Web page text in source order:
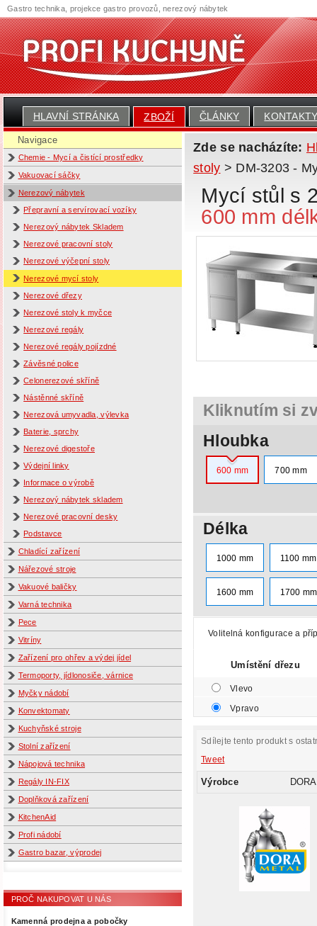
HLAVNÍ STRÁNKA ZBOŽÍ ČLÁNKY
Navigace
Chemie - Mycí a čistící prostředky
Vakuovací sáčky
Nerezový nábytek
Přepravní a servírovací vozíky
Nerezový nábytek Skladem
Nerezové pracovní stoly
Nerezové výčepní stoly
Nerezové mycí stoly
Nerezové dřezy
Nerezové stoly k myčce
Nerezové regály
Nerezové regály pojízdné
Závěsné police
Celonerezové skříně
Nástěnné skříně
Nerezová umyvadla, výlevka
Baterie, sprchy
Nerezové digestoře
Výdejní linky
Informace o výrobě
Nerezový nábytek skladem
Nerezové pracovní desky
Podstavce
Chladící zařízení
Nářezové stroje
Vakuové baličky
Varná technika
Pece
Vitríny
Zařízení pro ohřev a výdej jídel
Termoporty, jídlonosiče, várnice
Myčky nádobí
Konvektomaty
Kuchyňské stroje
Stolní zařízení
Nápojová technika
Regály IN-FIX
Doplňková zařízení
KitchenAid
Profi nádobí
Gastro bazar, výprodej
PROČ NAKUPOVAT U NÁS
Kamenná prodejna a pobočky
Zde se nacházíte:
stoly > DM-3203 -
Mycí stůl s
600 mm
Kliknutím si
Hloubka
600 mm 700 mm
Délka
1000 mm 1100 mm
1600 mm 1700 mm
Volitelná konfigurace a
Umístění dřezu
Vlevo
Vpravo
Sdílejte tento produkt s
Tweet
Výrobce
Gastro technika, projekce gastro provozů, nerezový nábytek